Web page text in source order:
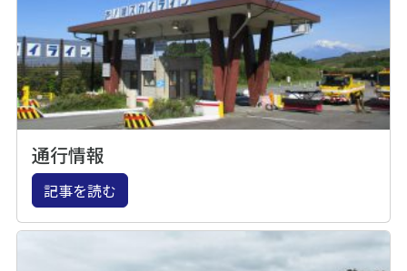
通行情報
記事を読む